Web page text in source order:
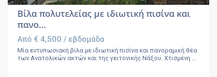
Bίλα πολυτελείας με ιδιωτική πισίνα και
πανο...
Από € 4,500/ εβδομάδα
Μία εντυπωσιακή βίλα με ιδιωτική πισίνα και πανοραμική θέα
των Ανατολικών ακτών και της γειτονικής Νάξου. Χτισμένη ...